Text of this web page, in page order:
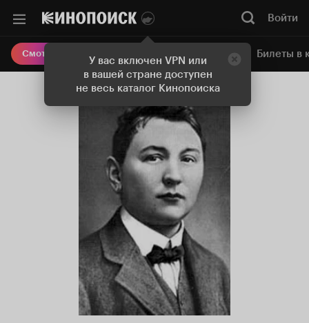
У вас включен VPN или
в вашей стране доступен
не весь каталог Кинопоиска
Войти
Смотреть кино Онлайн-кинотеатр Билеты в